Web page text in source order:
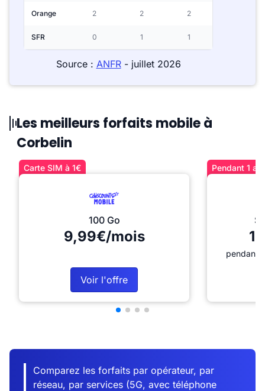
Orange 2 2 2
SFR 0 1 1
Source : ANFR- juillet 2026
Les meilleurs forfaits mobile à
Corbelin
Carte SIM à 1€
100 Go
9,99€/mois
Voir l'offre
Pendant 1
pendant
Comparez les forfaits par opérateur, par
réseau, par services (5G, avec téléphone